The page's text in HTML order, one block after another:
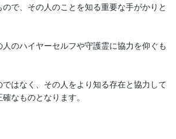
で、その人のことを知る重要な手がかりと
のハイヤーセルフや守護霊に協力を仰ぐも
はなく、その人をより知る存在と協力して
なものとなります。